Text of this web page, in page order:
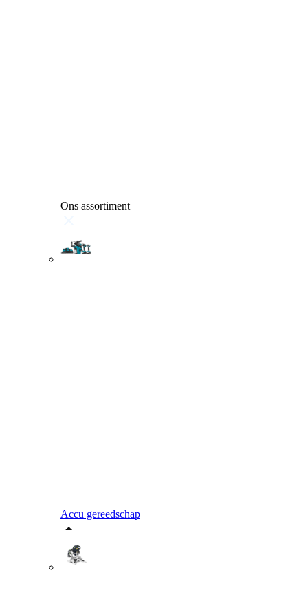
Ons assortiment
Accu gereedschap